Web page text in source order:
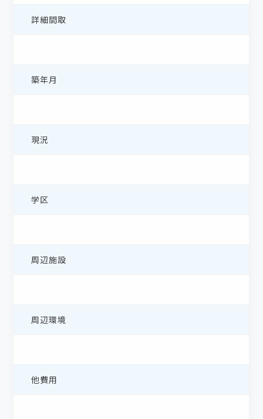
詳細間取
築年月
現況
学区
周辺施設
周辺環境
他費用